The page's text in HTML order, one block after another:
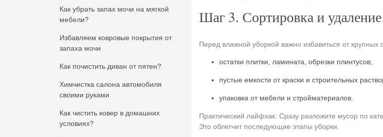
Как убрать запах мочи на мягкой
мебели?
Избавляем ковровые покрытия от
запаха мочи
Как почистить диван от пятен?
Химчистка салона автомобиля
своими руками
Как чистить ковер в домашних
условиях?
Шаг 3. Сортировка и
Перед влажной уборкой важно избавиться от крупных
остатки плитки, ламината, обрезки плинтусов;
пустые емкости от краски и строительных
упаковка от мебели и стройматериалов.
Практический лайфхак: Сразу разложите мусор по
Это облегчит последующие этапы уборки.